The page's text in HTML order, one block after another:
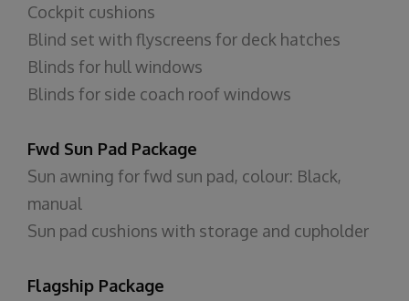
Cockpit cushions
Blind set with flyscreens for deck hatches
Blinds for hull windows
Blinds for side coach roof windows
Fwd Sun Pad Package
Sun awning for fwd sun pad, colour: Black,
manual
Sun pad cushions with storage and cupholder
Flagship Package